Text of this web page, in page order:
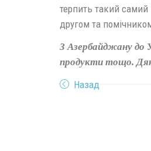
терпить такий самий
другом та
З Азербайджану до
продукти тощо.
Назад